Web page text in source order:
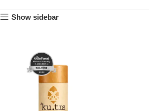
Show sidebar